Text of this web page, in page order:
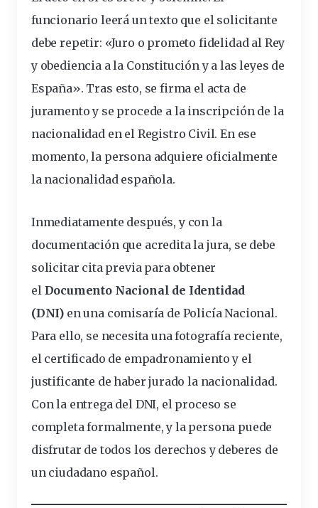
funcionario leerá un texto que el solicitante
debe repetir: «Juro o prometo fidelidad al Rey
y obediencia a la Constitución y a las leyes de
España». Tras esto, se firma el acta de
juramento y se procede a la inscripción de la
nacionalidad en el Registro Civil. En ese
momento, la persona adquiere oficialmente
la nacionalidad española.
Inmediatamente después, y con la
documentación que acredita la jura, se debe
solicitar cita previa para obtener
el Documento Nacional de Identidad
(DNI) en una comisaría de Policía Nacional.
Para ello, se necesita una fotografía reciente,
el certificado de empadronamiento y el
justificante de haber jurado la nacionalidad.
Con la entrega del DNI, el proceso se
completa formalmente, y la persona puede
disfrutar de todos los derechos y deberes de
un ciudadano español.